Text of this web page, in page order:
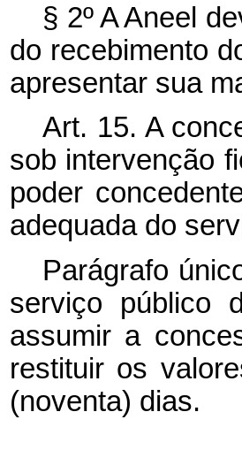
§ 2º A Aneel
do recebimento
apresentar sua
Art. 15. A
sob intervenção
poder
adequada do
Parágrafo
serviço público
assumir a
restituir os
(noventa) dias.